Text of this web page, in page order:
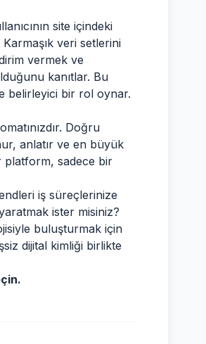
site içindeki
veri setlerini
vermek ve
kanıtlar. Bu
belirleyici bir rol oynar.
Doğru
anlatır ve en büyük
platform, sadece bir
iş süreçlerinize
ister misiniz?
buluşturmak için
dijital kimliği birlikte